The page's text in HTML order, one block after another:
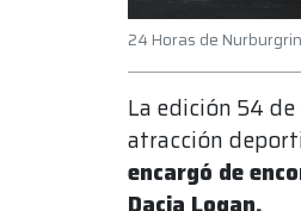
24 Horas de
La edición 54 de
atracción
encargó de